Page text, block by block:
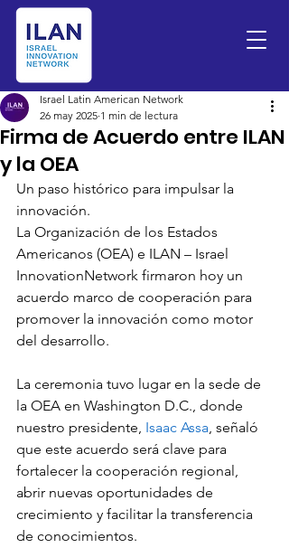
Firma de Acuerdo entre ILAN
y la OEA
Israel Latin American Network
26 may 2025 1 min de lectura
Un paso histórico para impulsar la
innovación.
La Organización de los Estados
Americanos (OEA) e ILAN – Israel
InnovationNetwork firmaron hoy un
acuerdo marco de cooperación para
promover la innovación como motor
del desarrollo.
La ceremonia tuvo lugar en la sede de
la OEA en Washington D.C., donde
nuestro presidente, Isaac Assa, señaló
que este acuerdo será clave para
fortalecer la cooperación regional,
abrir nuevas oportunidades de
crecimiento y facilitar la transferencia
de conocimientos.